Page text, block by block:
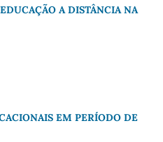
A DISTÂNCIA NA
EM PERÍODO DE